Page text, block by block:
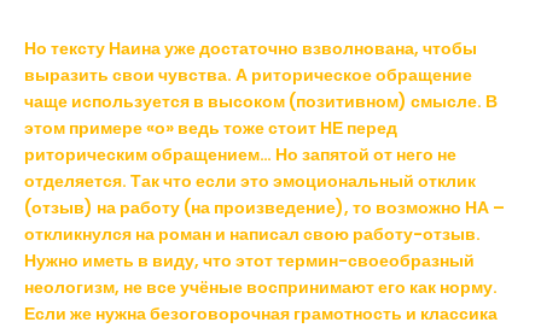
Но тексту Наина уже достаточно взволнована, чтобы
выразить свои чувства. А риторическое обращение
чаще используется в высоком (позитивном) смысле. В
этом примере «о» ведь тоже стоит НЕ перед
риторическим обращением… Но запятой от него не
отделяется. Так что если это эмоциональный отклик
(отзыв) на работу (на произведение), то возможно НА –
откликнулся на роман и написал свою работу-отзыв.
Нужно иметь в виду, что этот термин-своеобразный
неологизм, не все учёные воспринимают его как норму.
Если же нужна безоговорочная грамотность и классика